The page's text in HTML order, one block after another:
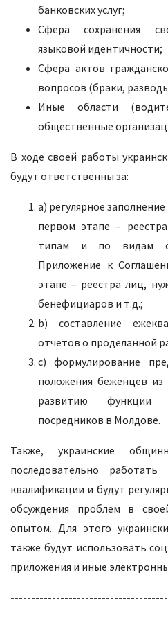
банковских услуг;
Сфера сохранения
языковой идентичности;
Сфера актов
вопросов (браки,
Иные области
общественные
В ходе своей работы
будут ответственны за:
a) регулярное
первом этапе –
типам и по видам
Приложение к
этапе – реестра лиц,
бенефициаров и т.д.;
b) составление
отчетов о проделанной
c) формулирование
положения беженцев
развитию функции
посредников в Молдове.
Также, украинские
последовательно
квалификации и будут
обсуждения проблем в
опытом. Для этого
также будут использовать
приложения и иные